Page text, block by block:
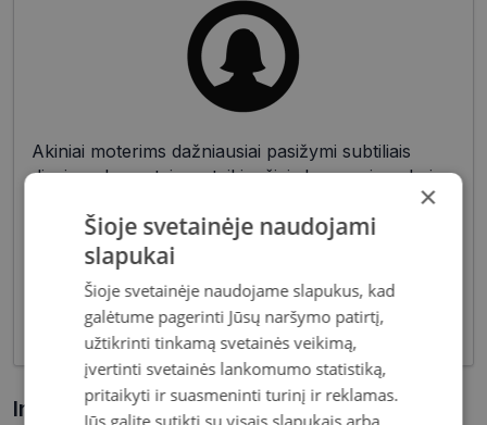
Akiniai moterims dažniausiai pasižymi subtiliais
dizaino elementais, suteikiančiais harmoningą bei
moterišką įvaizdį. Šiandien dienai stilių bei medžiagų
įvairovė leidžia akinių dizaineriams pristatyti Jums
tiek klasikinių, tiek netikėčiausių ir drąsiausių
sprendimų akinių rėmelių. Tai ne tik regėjimo
korekcija, tačiau ir stilingas kasdieninės išvaizdos
akcentas.
Informacija apie prekę
×
Šioje svetainėje naudojami
slapukai
Šioje svetainėje naudojame slapukus, kad
galėtume pagerinti Jūsų naršymo patirtį,
užtikrinti tinkamą svetainės veikimą,
įvertinti svetainės lankomumo statistiką,
pritaikyti ir suasmeninti turinį ir reklamas.
Jūs galite sutikti su visais slapukais arba